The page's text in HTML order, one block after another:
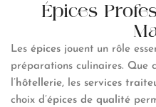
Épices
Les épices jouent un rôle
préparations culinaires. Que
l’hôtellerie, les services
choix d’épices de qualité